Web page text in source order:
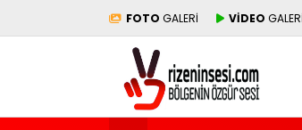
FOTO GALERİ VİDEO GALERİ